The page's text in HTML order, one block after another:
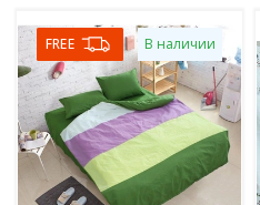
FREE В наличии